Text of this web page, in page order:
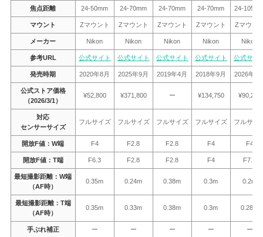
焦点距離 24-50mm 24-70mm 24-70mm 24-70mm 24-
マウント Zマウント Zマウント Zマウント Zマウント Zマウン
メーカー Nikon Nikon Nikon Nikon Nikon
参考URL 公式サイト 公式サイト 公式サイト 公式サイト 公式サイ
発売時期 2020年8月 2025年9月 2019年4月 2018年9月 2026年1
公式ストア価格
（2026/3/1）
¥52,800 ¥371,800 ー ¥134,750 ¥90,200
対応
センサーサイズ
フルサイズ フルサイズ フルサイズ フルサイズ フルサイ
開放F値：W端 F4 F2.8 F2.8 F4 F4
開放F値：T端 F6.3 F2.8 F2.8 F4 F7.1
最短撮影距離：W端
（AF時）
0.35m 0.24m 0.38m 0.3m 0.2m
最短撮影距離：T端
（AF時）
0.35m 0.33m 0.38m 0.3m 0.28m
手ぶれ補正 ー ー ー ー ー